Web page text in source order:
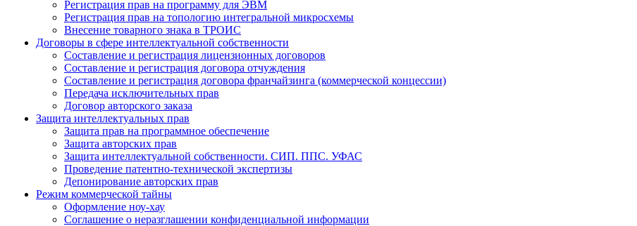
Регистрация прав на программу для ЭВМ
Регистрация прав на топологию интегральной микросхемы
Внесение товарного знака в ТРОИС
Договоры в сфере интеллектуальной собственности
Составление и регистрация лицензионных договоров
Составление и регистрация договора отчуждения
Составление и регистрация договора франчайзинга (коммерческой концессии)
Передача исключительных прав
Договор авторского заказа
Защита интеллектуальных прав
Защита прав на программное обеспечение
Защита авторских прав
Защита интеллектуальной собственности. СИП. ППС. УФАС
Проведение патентно-технической экспертизы
Депонирование авторских прав
Режим коммерческой тайны
Оформление ноу-хау
Соглашение о неразглашении конфиденциальной информации